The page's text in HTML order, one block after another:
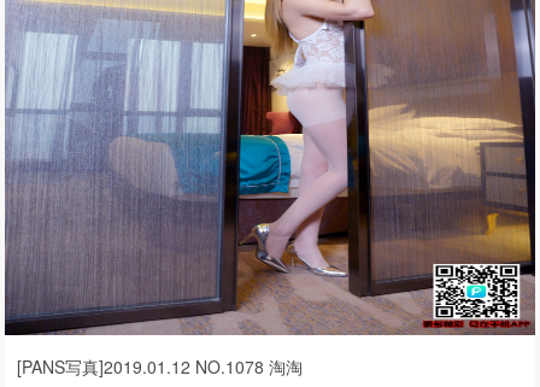
[PANS写真]2019.01.12 NO.1078 淘淘